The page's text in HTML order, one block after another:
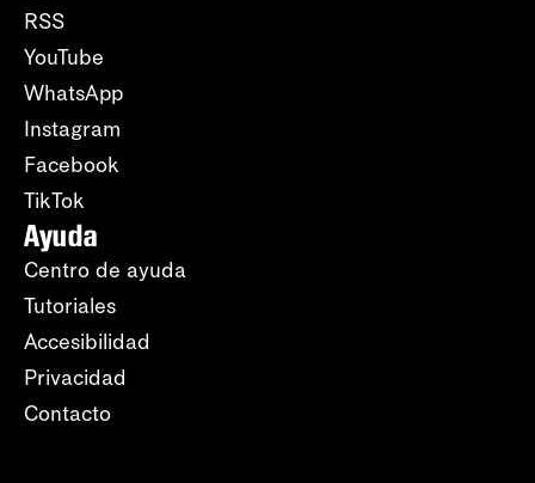
RSS
YouTube
WhatsApp
Instagram
Facebook
TikTok
Ayuda
Centro de ayuda
Tutoriales
Accesibilidad
Privacidad
Contacto